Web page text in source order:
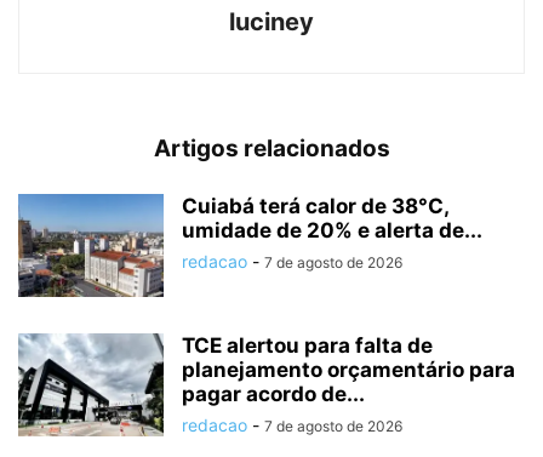
luciney
Artigos relacionados
Cuiabá terá calor de 38°C,
umidade de 20% e alerta de...
redacao - 7 de agosto de 2026
TCE alertou para falta de
planejamento orçamentário para
pagar acordo de...
redacao - 7 de agosto de 2026